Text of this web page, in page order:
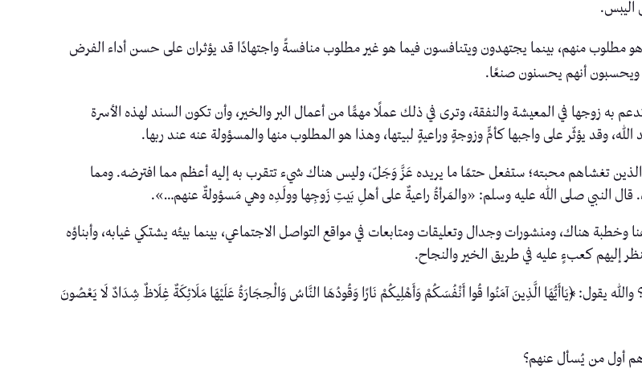
اليبس.
هو مطلوب منهم، بينما يجتهدون ويتنافسون فيما هو غير مطلوب منافسةً واجتهادًا قد يؤثران على حسن أداء الفرض
ويحسبون أنهم يحسنون صنعًا.
به زوجها في المعيشة والنفقة، وترى في ذلك عملًا مهمًّا من أعمال البر والخير، وأن تكون السند لهذه الأسرة
وقد يؤثّر على واجبها كأمٍّ وزوجةٍ وراعيةٍ لبيتها، وهذا هو المطلوب منها والمسؤولة عنه عند ربها.
الذين تغشاهم محبته؛ ستفعل حتمًا ما يريده عَزَّ وَجَلّ، وليس هناك شيء تتقرب به إليه أعظم مما افترضه. ومما
قال النبي صلى الله عليه وسلم: «والمَرأةُ راعيةٌ على أهلِ بَيتِ زَوجِها وولَدِه وهي مَسؤولةٌ عنهم…».
هناك، ومنشورات وجدال وتعليقات ومتابعات في مواقع التواصل الاجتماعي، بينما بيتُه يشتكي غيابه، وأبناؤه
إليهم كعبءٍ عليه في طريق الخير والنجاح.
يقول: ﴿يَاأَيُّهَا الَّذِينَ آمَنُوا قُوا أَنْفُسَكُمْ وَأَهْلِيكُمْ نَارًا وَقُودُهَا النَّاسُ وَالْحِجَارَةُ عَلَيْهَا مَلَائِكَةٌ غِلَاظٌ شِدَادٌ لَا يَعْصُونَ
أول من يُسأل عنهم؟